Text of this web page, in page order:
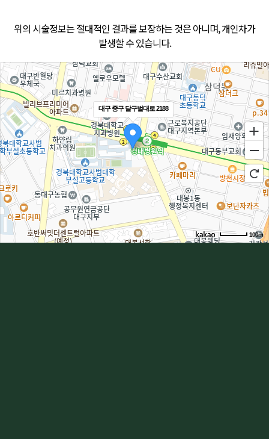
위의 시술정보는 절대적인 결과를 보장하는 것은 아니며, 개인차가
발생할 수 있습니다.
대구 중구 달구벌대로 2188
100m